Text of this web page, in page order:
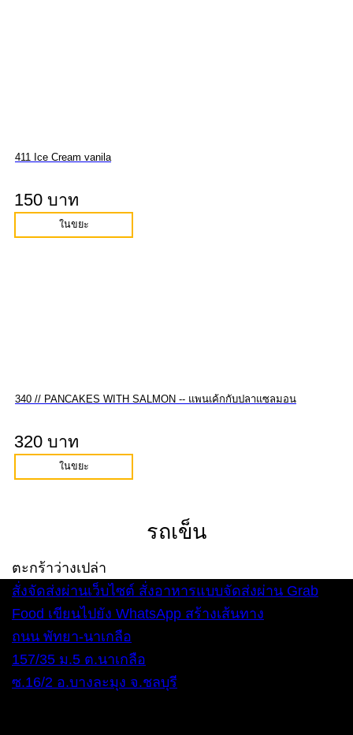
411 Ice Cream vanila
150 บาท
ในขยะ
340 // PANCAKES WITH SALMON -- แพนเค้กกับปลาแซลมอน
320 บาท
ในขยะ
รถเข็น
ตะกร้าว่างเปล่า
สั่งจัดส่งผ่านเว็บไซต์ สั่งอาหารแบบจัดส่งผ่าน Grab
Food เขียนไปยัง WhatsApp สร้างเส้นทาง
ถนน พัทยา-นาเกลือ
157/35 ม.5 ต.นาเกลือ
ซ.16/2 อ.บางละมุง จ.ชลบุรี